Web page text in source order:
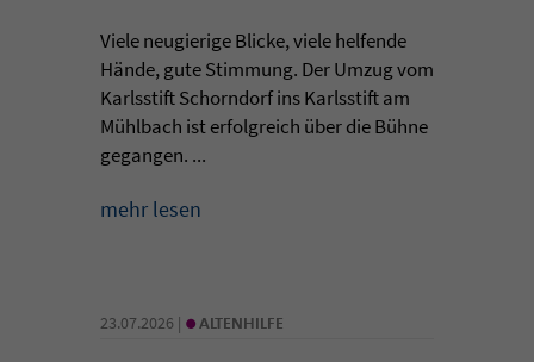
Viele neugierige Blicke, viele helfende
Hände, gute Stimmung. Der Umzug vom
Karlsstift Schorndorf ins Karlsstift am
Mühlbach ist erfolgreich über die Bühne
gegangen. ...
mehr lesen
23.07.2026 | • ALTENHILFE